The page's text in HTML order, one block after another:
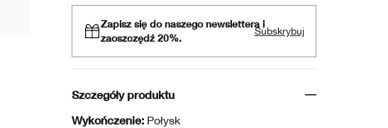
Zapisz się do naszego newslettera i
zaoszczędź 20%.
Subskrybuj
Szczegóły produktu
Wykończenie: Połysk